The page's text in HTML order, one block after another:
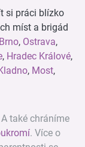
si práci blízko
míst a brigád
Brno, Ostrava,
, Hradec Králové,
, Most,
také chráníme
. Více o